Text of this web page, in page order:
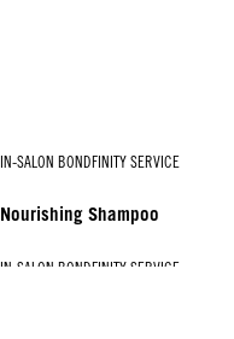
IN-SALON BONDFINITY SERVICE
Nourishing Shampoo
IN-SALON BONDFINITY SERVICE